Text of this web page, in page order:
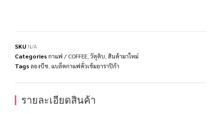
SKU N/A
Categoriesกาแฟ / COFFEE วัตุดิบ สินค้ามาใหม่
Tagsลองบีช แบล็คกาแฟคั่วเข้มอาราปิก้า
รายละเอียดสินค้า